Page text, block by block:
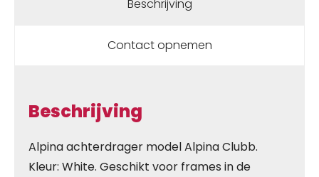
Beschrijving
Contact opnemen
Beschrijving
Alpina achterdrager model Alpina Clubb.
Kleur: White. Geschikt voor frames in de